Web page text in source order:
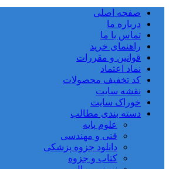
صفحه اصلی
درباره ما
تماس با ما
راهنمای خرید
قوانین و مقررات
نماد اعتماد
کد تخفیف محصولات
نقشه سایت
خوراک سایت
دسته بندی مطالب
علوم پایه
فنی و مهندسی
دانلود جزوه پزشکی
کتاب و جزوه